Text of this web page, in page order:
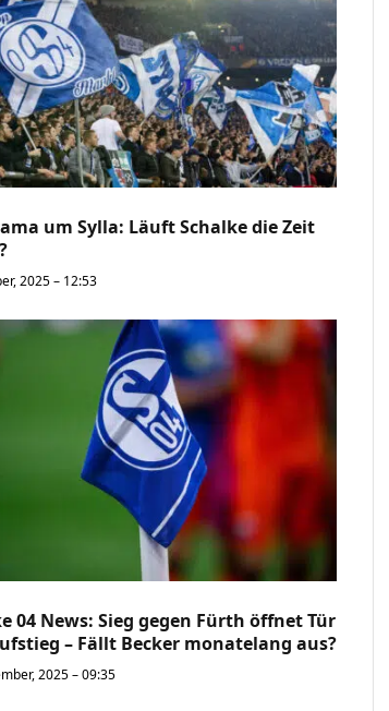
um Sylla: Läuft Schalke die Zeit
2025 – 12:53
04 News: Sieg gegen Fürth öffnet Tür
– Fällt Becker monatelang aus?
2025 – 09:35